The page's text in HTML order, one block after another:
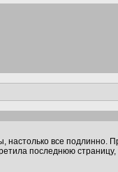
настолько все подлинно.
последнюю страницу,